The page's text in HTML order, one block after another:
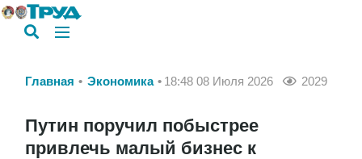
Главная Экономика 18:48 08 Июля 2026 2029
Путин поручил побыстрее
привлечь малый бизнес к